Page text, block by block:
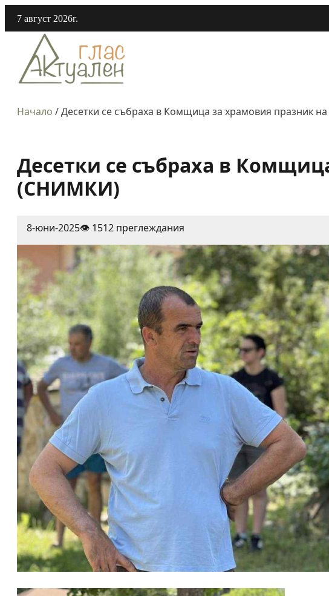
7 август 2026г.
Начало /Десетки се събраха в Комщица за храмовия празник
Десетки се събраха в
(СНИМКИ)
8-юни-2025👁️ 1512 преглеждания